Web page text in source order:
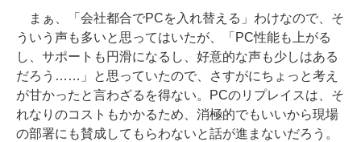
まぁ、「会社都合でPCを入れ替える」わけなので、そ
ういう声も多いと思ってはいたが、「PC性能も上がる
し、サポートも円滑になるし、好意的な声も少しはある
だろう……」と思っていたので、さすがにちょっと考え
が甘かったと言わざるを得ない。PCのリプレイスは、そ
れなりのコストもかかるため、消極的でもいいから現場
の部署にも賛成してもらわないと話が進まないだろう。